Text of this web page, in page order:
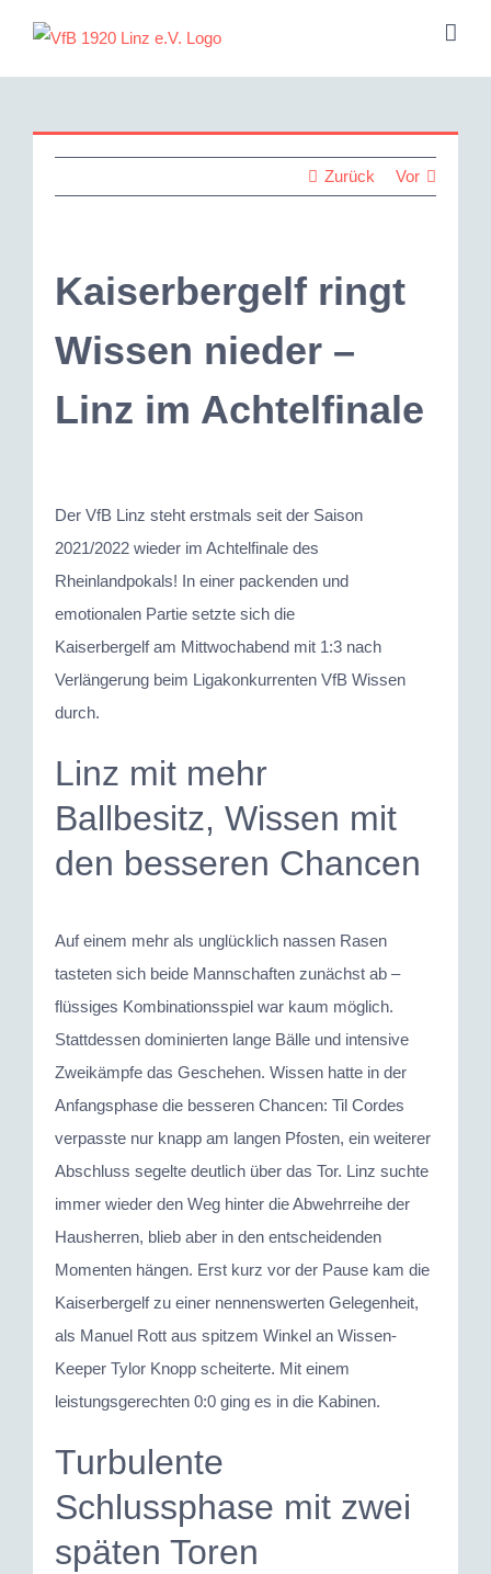
springen
Zurück Vor
Kaiserbergelf ringt
Wissen nieder –
Linz im Achtelfinale
grösseres
Bild
Der VfB Linz steht erstmals seit der Saison
2021/2022 wieder im Achtelfinale des
Rheinlandpokals! In einer packenden und
emotionalen Partie setzte sich die
Kaiserbergelf am Mittwochabend mit 1:3 nach
Verlängerung beim Ligakonkurrenten VfB Wissen
durch.
Linz mit mehr
Ballbesitz, Wissen mit
den besseren Chancen
Auf einem mehr als unglücklich nassen Rasen
tasteten sich beide Mannschaften zunächst ab –
flüssiges Kombinationsspiel war kaum möglich.
Stattdessen dominierten lange Bälle und intensive
Zweikämpfe das Geschehen. Wissen hatte in der
Anfangsphase die besseren Chancen: Til Cordes
verpasste nur knapp am langen Pfosten, ein weiterer
Abschluss segelte deutlich über das Tor. Linz suchte
immer wieder den Weg hinter die Abwehrreihe der
Hausherren, blieb aber in den entscheidenden
Momenten hängen. Erst kurz vor der Pause kam die
Kaiserbergelf zu einer nennenswerten Gelegenheit,
als Manuel Rott aus spitzem Winkel an Wissen-
Keeper Tylor Knopp scheiterte. Mit einem
leistungsgerechten 0:0 ging es in die Kabinen.
Turbulente
Schlussphase mit zwei
späten Toren